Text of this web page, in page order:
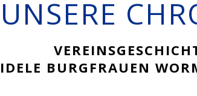
UNSERE
BURGFRAUEN